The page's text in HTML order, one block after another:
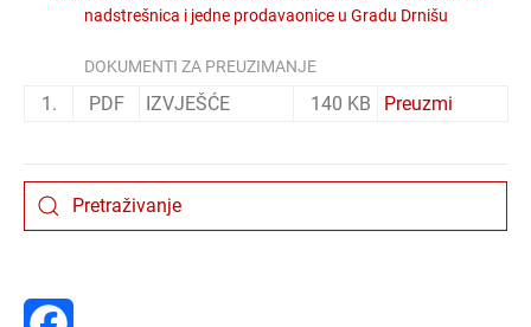
nadstrešnica i jedne prodavaonice u Gradu Drnišu
DOKUMENTI ZA PREUZIMANJE
1. PDF IZVJEŠĆE 140 KB Preuzmi